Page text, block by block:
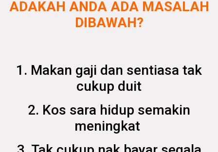
ADAKAH ANDA ADA MASALAH
DIBAWAH?
1. Makan gaji dan sentiasa tak
cukup duit
2. Kos sara hidup semakin
meningkat